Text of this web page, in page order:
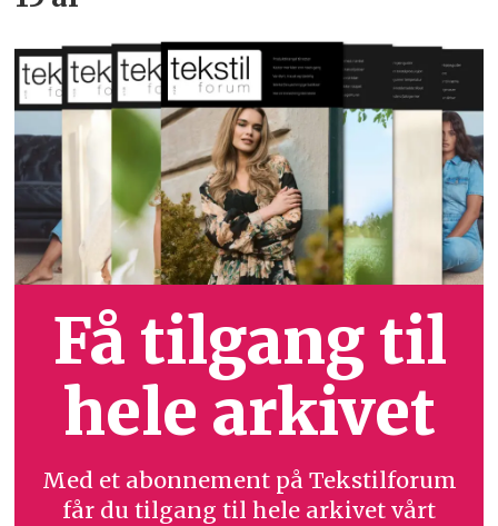
Få tilgang til
hele arkivet
Med et abonnement på Tekstilforum
får du tilgang til hele arkivet vårt